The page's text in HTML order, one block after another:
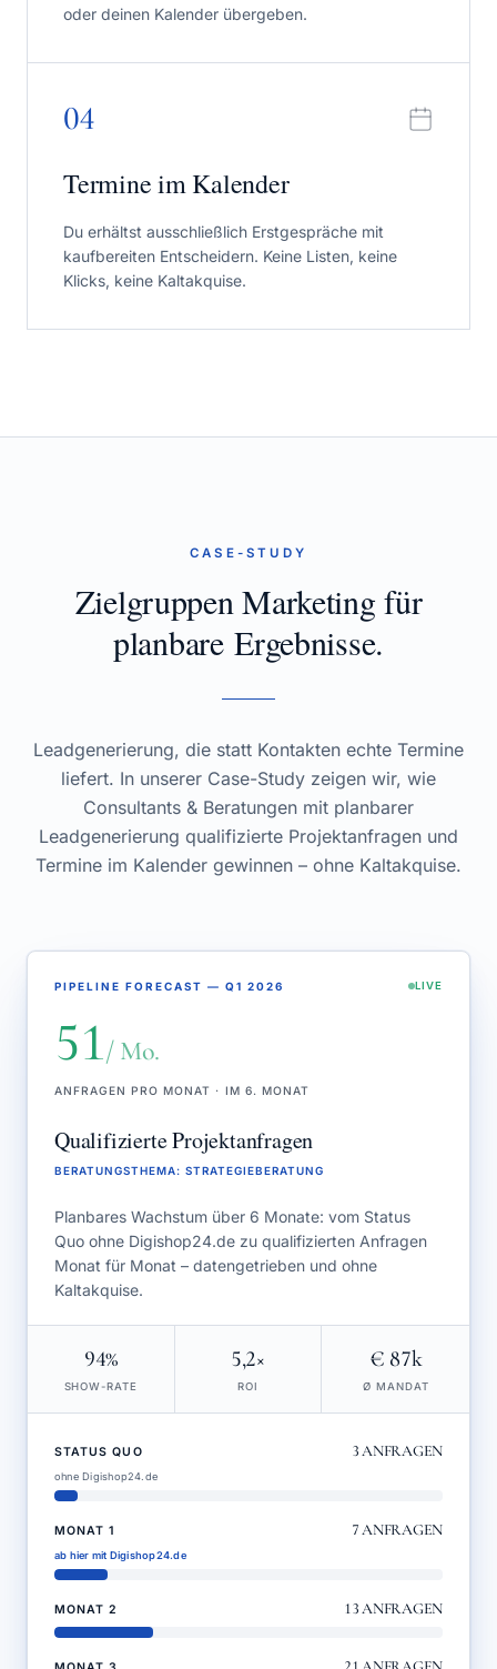
oder deinen Kalender übergeben.
04
Termine im Kalender
Du erhältst ausschließlich Erstgespräche mit
kaufbereiten Entscheidern. Keine Listen, keine
Klicks, keine Kaltakquise.
CASE-STUDY
Zielgruppen Marketing für
planbare Ergebnisse.
Leadgenerierung, die statt Kontakten echte Termine
liefert. In unserer Case-Study zeigen wir, wie
Consultants & Beratungen mit planbarer
Leadgenerierung qualifizierte Projektanfragen und
Termine im Kalender gewinnen – ohne Kaltakquise.
PIPELINE FORECAST — Q1 2026 LIVE
51/ Mo.
ANFRAGEN PRO MONAT · IM 6. MONAT
Qualifizierte Projektanfragen
BERATUNGSTHEMA: STRATEGIEBERATUNG
Planbares Wachstum über 6 Monate: vom Status
Quo ohne Digishop24.de zu qualifizierten Anfragen
Monat für Monat – datengetrieben und ohne
Kaltakquise.
94%
SHOW-RATE
5,2×
ROI
€ 87k
Ø MANDAT
STATUS QUO 3ANFRAGEN
ohne Digishop24.de
MONAT 1 7ANFRAGEN
ab hier mit Digishop24.de
MONAT 2 13ANFRAGEN